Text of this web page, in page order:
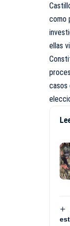
como
ellas
casos